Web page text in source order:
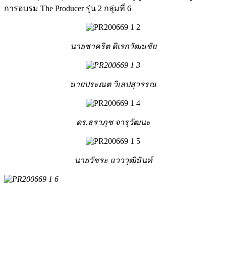
การอบรม The Producer รุ่น 2 กลุ่มที่ 6
นายชาคริต ดิเรกวัฒนชัย
นายประณต วิเลปสุวรรณ
ดร.ธราภุช จารุวัฒนะ
นายวัชระ แวววุฒินันท์